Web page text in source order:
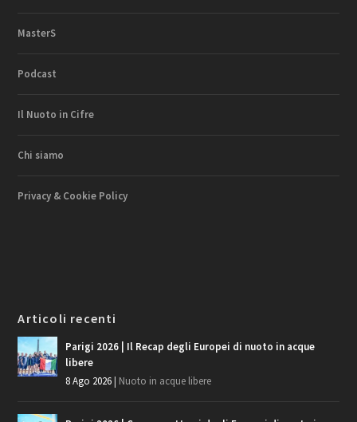
MasterS
Podcast
Il Nuoto in Cifre
Chi siamo
Privacy & Cookie Policy
Articoli recenti
Parigi 2026 | Il Recap degli Europei di nuoto in acque
libere
8 Ago 2026| Nuoto in acque libere